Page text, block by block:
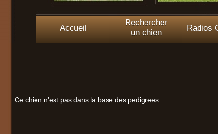
Accueil
Rechercher
un chien
Radios
Ce chien n'est pas dans la base des pedigrees